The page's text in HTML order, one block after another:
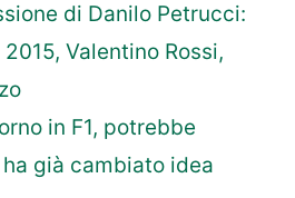
di Danilo Petrucci:
Valentino Rossi,
in F1, potrebbe
già cambiato idea